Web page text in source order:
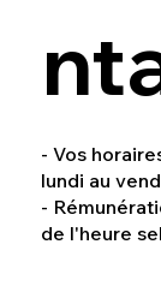
- Vos
lundi au
-
de l'heure